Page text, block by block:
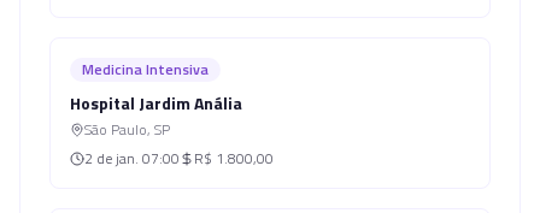
Medicina Intensiva
Hospital Jardim Anália
São Paulo, SP
2 de jan. 07:00 R$ 1.800,00